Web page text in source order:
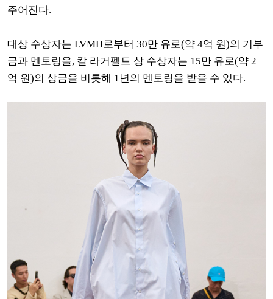
주어진다.
대상 수상자는 LVMH로부터 30만 유로(약 4억 원)의 기부
금과 멘토링을, 칼 라거펠트 상 수상자는 15만 유로(약 2
억 원)의 상금을 비롯해 1년의 멘토링을 받을 수 있다.